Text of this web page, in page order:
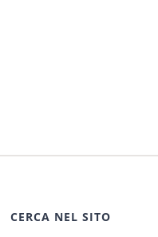
CERCA NEL SITO